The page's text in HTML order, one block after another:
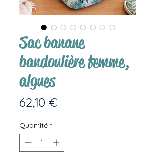
Sac banane
bandoulière femme,
algues
62,10 €Prix
Quantité *